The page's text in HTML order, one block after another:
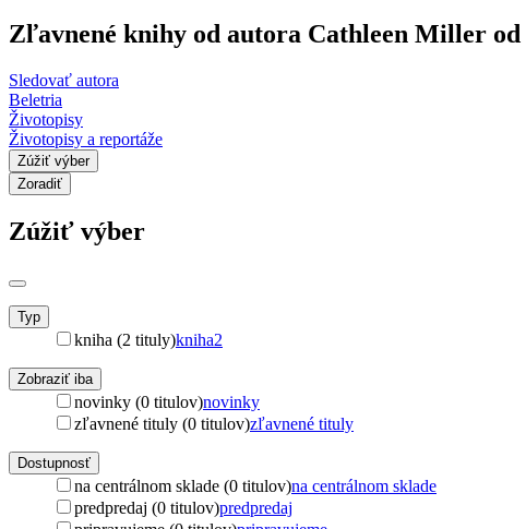
Zľavnené knihy od autora Cathleen Miller
Sledovať autora
Beletria
Životopisy
Životopisy a reportáže
Zúžiť výber
Zoradiť
Zúžiť výber
Typ
kniha (2 tituly)kniha2
Zobraziť iba
novinky (0 titulov)novinky
zľavnené tituly (0 titulov)zľavnené tituly
Dostupnosť
na centrálnom sklade (0 titulov)na centrálnom sklade
predpredaj (0 titulov)predpredaj